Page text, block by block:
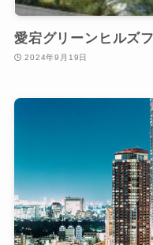
愛宕グリーンヒルズ
2024年9月19日